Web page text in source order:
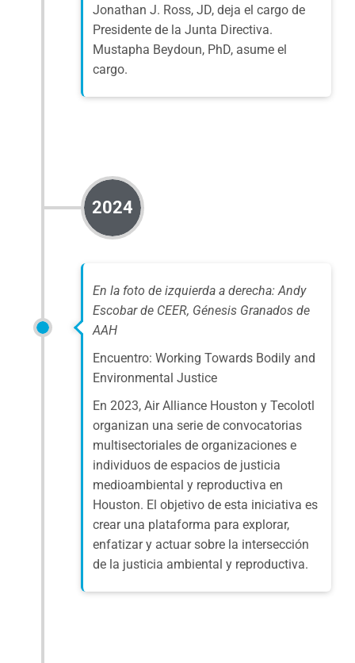
Jonathan J. Ross, JD, deja el cargo de
Presidente de la Junta Directiva.
Mustapha Beydoun, PhD, asume el
cargo.
2024
En la foto de izquierda a derecha: Andy
Escobar de CEER, Génesis Granados de
AAH
Encuentro: Working Towards Bodily and
Environmental Justice
En 2023, Air Alliance Houston y Tecolotl
organizan una serie de convocatorias
multisectoriales de organizaciones e
individuos de espacios de justicia
medioambiental y reproductiva en
Houston. El objetivo de esta iniciativa es
crear una plataforma para explorar,
enfatizar y actuar sobre la intersección
de la justicia ambiental y reproductiva.